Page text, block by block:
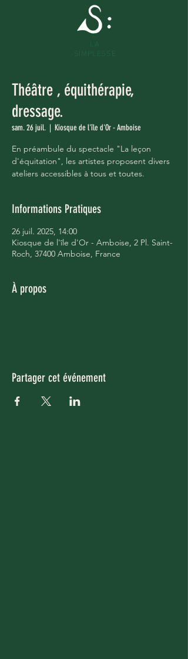
Théâtre , équithérapie,
dressage.
sam. 26 juil.
  |
Kiosque de l'île d'Or - Amboise
En préambule du spectacle "La leçon
d'équitation", les artistes proposent divers
ateliers accessibles à tous et toutes.
Informations Pratiques
26 juil. 2025, 14:00
Kiosque de l'île d'Or - Amboise, 2 Pl. Saint-
Roch, 37400 Amboise, France
À propos
Partager cet événement